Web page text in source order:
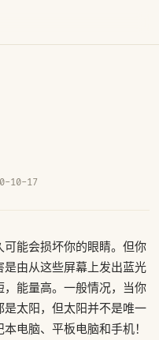
10-17
能会损坏你的眼睛。但你
由从这些屏幕上发出蓝光
能量高。一般情况，当你
太阳，但太阳并不是唯一
电脑、平板电脑和手机！